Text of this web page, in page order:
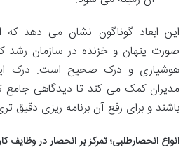
این ابعاد گوناگون نشان می دهد که
صورت پنهان و خزنده در سازمان رشد
هوشیاری و درک صحیح است. درک
مدیران کمک می کند تا دیدگاهی
باشند و برای رفع آن برنامه ریزی دقیق
انواع انحصارطلبی؛ تمرکز بر انحصار در وظایف